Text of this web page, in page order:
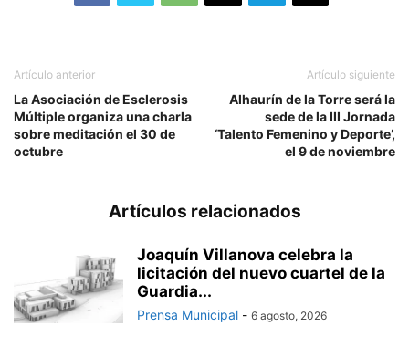
Artículo anterior
La Asociación de Esclerosis
Múltiple organiza una charla
sobre meditación el 30 de
octubre
Artículo siguiente
Alhaurín de la Torre será la
sede de la III Jornada
‘Talento Femenino y Deporte’,
el 9 de noviembre
Artículos relacionados
Joaquín Villanova celebra la
licitación del nuevo cuartel de la
Guardia...
Prensa Municipal - 6 agosto, 2026